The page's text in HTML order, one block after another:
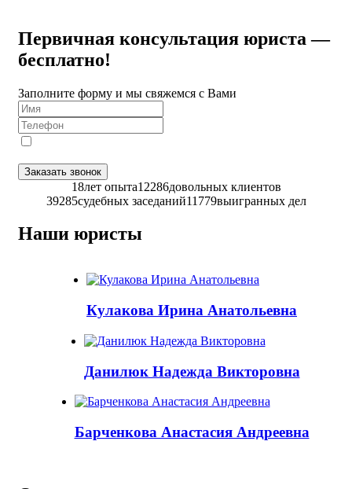
Первичная консультация юриста —
бесплатно!
Заполните форму и мы свяжемся с Вами
Заказать звонок
18лет опыта12286довольных клиентов
39285судебных заседаний11779выигранных дел
Наши юристы
Кулакова Ирина Анатольевна
Данилюк Надежда Викторовна
Барченкова Анастасия Андреевна